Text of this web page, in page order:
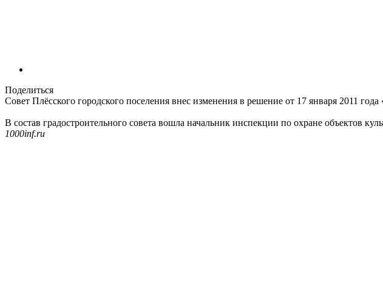
Поделиться
Совет Плёсского городского поселения внес изменения в решение от 17 января 2011
В состав градостроительного совета вошла начальник инспекции по охране объектов
1000inf.ru